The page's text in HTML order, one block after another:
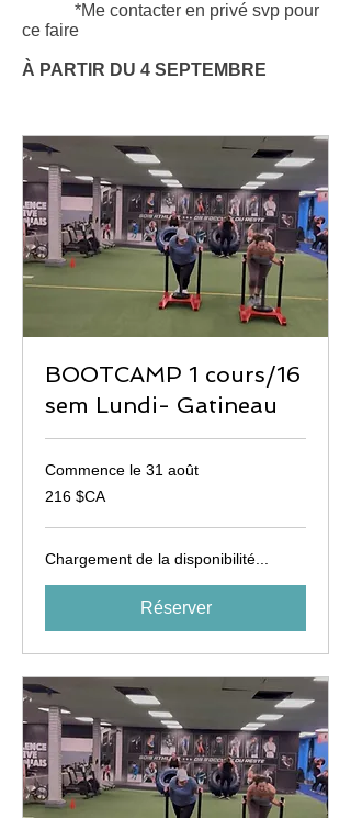
*Me contacter en privé svp pour
ce faire
À PARTIR DU 4 SEPTEMBRE
BOOTCAMP 1 cours/16
sem Lundi- Gatineau
Commence le 31 août
216
dollars
216 $CA
Chargement de la disponibilité...
Réserver